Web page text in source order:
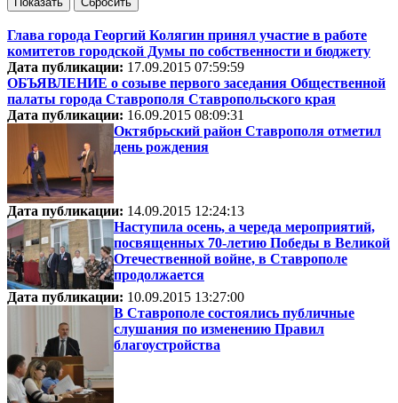
Глава города Георгий Колягин принял участие в работе
комитетов городской Думы по собственности и бюджету
Дата публикации: 17.09.2015 07:59:59
ОБЪЯВЛЕНИЕ о созыве первого заседания Общественной
палаты города Ставрополя Ставропольского края
Дата публикации: 16.09.2015 08:09:31
Октябрьский район Ставрополя отметил
день рождения
Дата публикации: 14.09.2015 12:24:13
Наступила осень, а череда мероприятий,
посвященных 70-летию Победы в Великой
Отечественной войне, в Ставрополе
продолжается
Дата публикации: 10.09.2015 13:27:00
В Ставрополе состоялись публичные
слушания по изменению Правил
благоустройства